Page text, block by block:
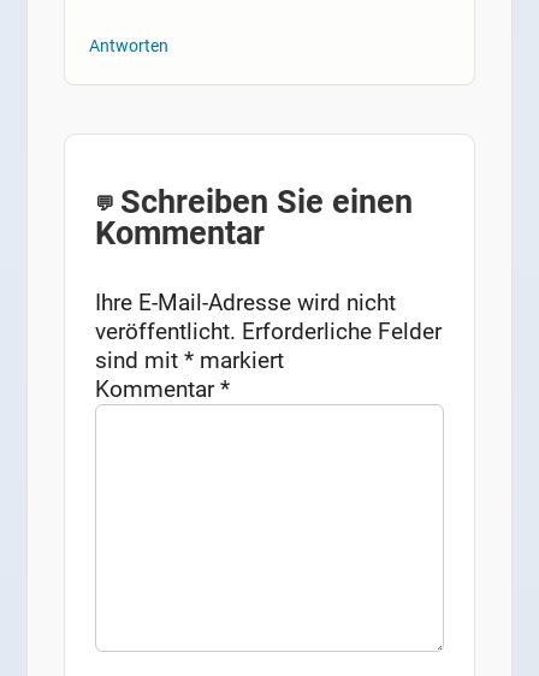
Antworten
Schreiben Sie einen
Kommentar
Ihre E-Mail-Adresse wird nicht
veröffentlicht. Erforderliche Felder
sind mit* markiert
Kommentar*